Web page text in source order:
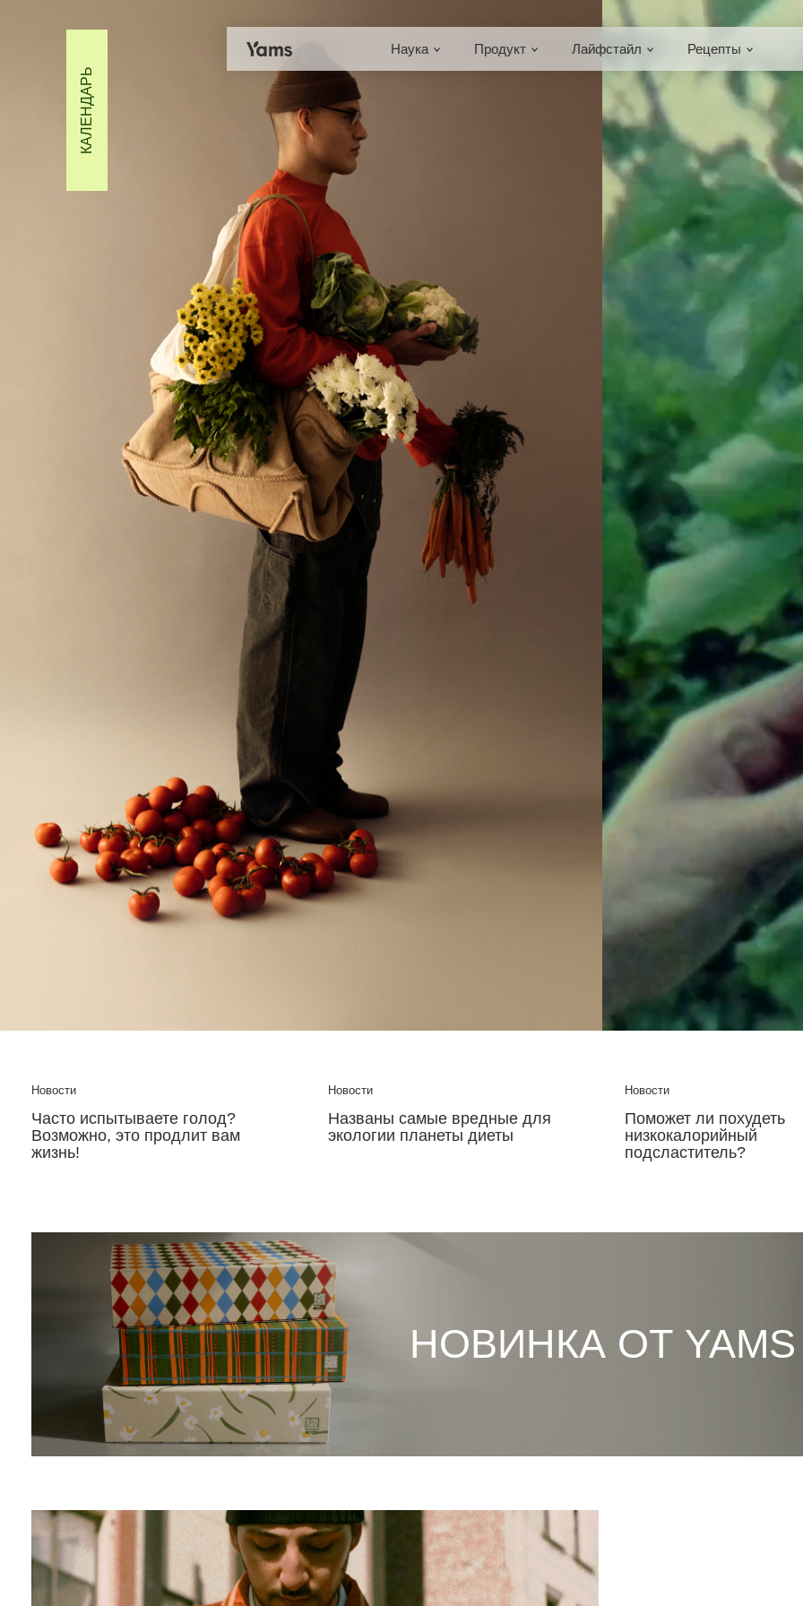
Наука Продукт Лайфстайл Рецепты
КАЛЕНДАРЬ
Международная ярмарка белых трюфелей | Альба, Италия | 07.10
октября — 3 декабря. В столице Пьемонта Альбе
проходит ярмарка трюфелей, куда стекаются
со всего мира, которые охотятся за лучшими
Стоимость ценного гриба порой
до $ 2000-3000 за килограмм. Поучаствовать в
трюфелей может каждый желающий — в это
здесь устраивают специальные туры. В рамках
можно попробовать традиционную еду
салями, поленту, запеченную свинину и
с горгонзолой.
📍 Фестиваль «Новый сезон» | «Роза Хутор»,
На курорте «Роза Хутор» пройдет
онлайн-кинотеатров «Новый
программе — шесть фильмов и 16
скоро выйдут на разных
потенциальных хитов — «Черное
Янковским, «Бар “Один звонок”» с
Акиньшиной и фильм «Триггер» с
Матвеевым.
Новости
Названы самые вредные для
экологии планеты диеты
Новости
Поможет ли похудеть
низкокалорийный
Новости
Диета, которая может
возраст вспять,
НОВИНКА ОТ YAMS